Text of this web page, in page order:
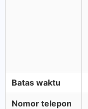
Batas waktu
Nomor telepon